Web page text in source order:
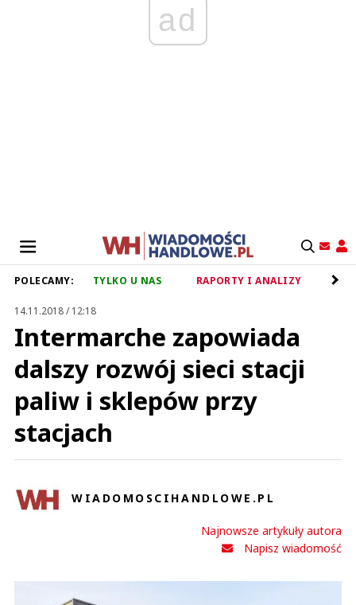
ad
POLECAMY: TYLKO U NAS RAPORTY I ANALIZY
14.11.2018 / 12:18
Intermarche zapowiada
dalszy rozwój sieci stacji
paliw i sklepów przy
stacjach
WIADOMOSCIHANDLOWE.PL
Najnowsze artykuły autora
Napisz wiadomość